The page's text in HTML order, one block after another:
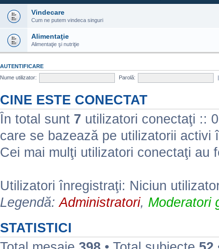
Vindecare
Cum ne putem vindeca singuri
Alimentaţie
Alimentaţie şi nutriţie
AUTENTIFICARE
Nume utilizator:
Parolă:
CINE ESTE CONECTAT
În total sunt 7 utilizatori conectaţi ::
care se bazează pe utilizatorii activi
Cei mai mulţi utilizatori conectaţi au
Utilizatori înregistraţi: Niciun
Legendă:Administratori, Moderatori
STATISTICI